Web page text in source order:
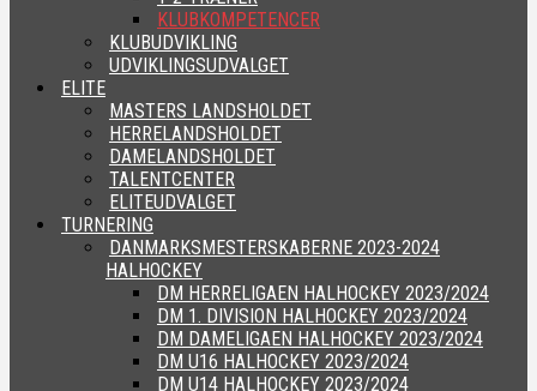
KLUBKOMPETENCER
KLUBUDVIKLING
UDVIKLINGSUDVALGET
ELITE
MASTERS LANDSHOLDET
HERRELANDSHOLDET
DAMELANDSHOLDET
TALENTCENTER
ELITEUDVALGET
TURNERING
DANMARKSMESTERSKABERNE 2023-2024
HALHOCKEY
DM HERRELIGAEN HALHOCKEY 2023/2024
DM 1. DIVISION HALHOCKEY 2023/2024
DM DAMELIGAEN HALHOCKEY 2023/2024
DM U16 HALHOCKEY 2023/2024
DM U14 HALHOCKEY 2023/2024